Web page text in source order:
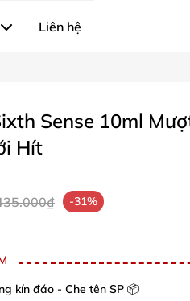
Liên hệ
Sense 10ml
Hít
-31%
kín đáo - Che tên SP 📦